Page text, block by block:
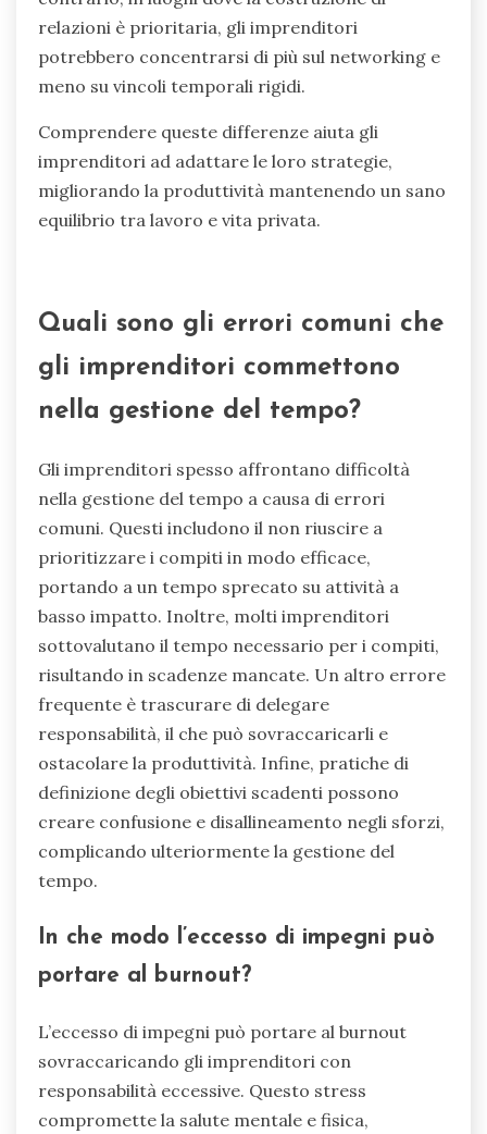
relazioni è prioritaria, gli imprenditori
potrebbero concentrarsi di più sul networking e
meno su vincoli temporali rigidi.
Comprendere queste differenze aiuta gli
imprenditori ad adattare le loro strategie,
migliorando la produttività mantenendo un sano
equilibrio tra lavoro e vita privata.
Quali sono gli errori comuni che
gli imprenditori commettono
nella gestione del tempo?
Gli imprenditori spesso affrontano difficoltà
nella gestione del tempo a causa di errori
comuni. Questi includono il non riuscire a
prioritizzare i compiti in modo efficace,
portando a un tempo sprecato su attività a
basso impatto. Inoltre, molti imprenditori
sottovalutano il tempo necessario per i compiti,
risultando in scadenze mancate. Un altro errore
frequente è trascurare di delegare
responsabilità, il che può sovraccaricarli e
ostacolare la produttività. Infine, pratiche di
definizione degli obiettivi scadenti possono
creare confusione e disallineamento negli sforzi,
complicando ulteriormente la gestione del
tempo.
In che modo l’eccesso di impegni può
portare al burnout?
L’eccesso di impegni può portare al burnout
sovraccaricando gli imprenditori con
responsabilità eccessive. Questo stress
compromette la salute mentale e fisica,